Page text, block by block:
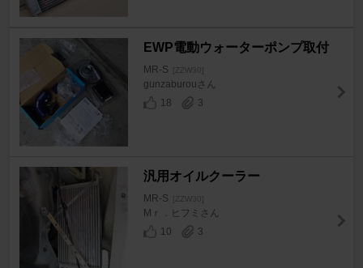
EWP電動ウォーターポンプ取付
MR-S [ZZW30]
gunzaburouさん
18
3
汎用オイルクーラー
MR-S [ZZW30]
Mｒ．ヒフミさん
10
3